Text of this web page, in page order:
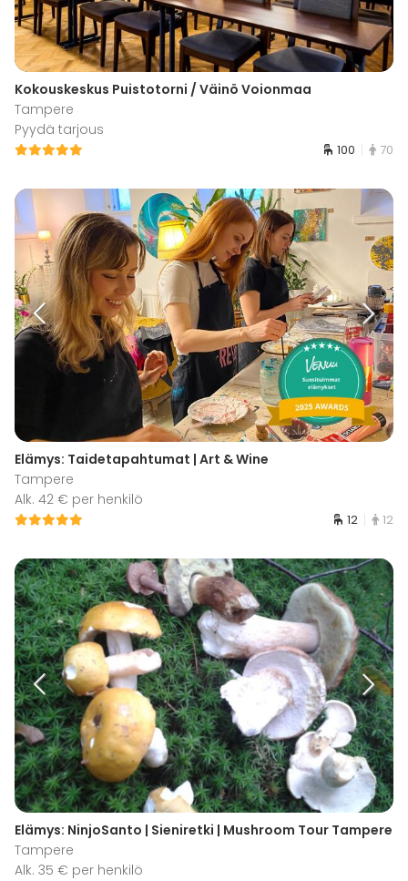
Kokouskeskus Puistotorni / Väinö Voionmaa
Tampere
Pyydä tarjous
100 70
Elämys: Taidetapahtumat | Art & Wine
Tampere
Alk. 42 € per henkilö
12 12
Elämys: NinjoSanto | Sieniretki | Mushroom Tour Tampere
Tampere
Alk. 35 € per henkilö